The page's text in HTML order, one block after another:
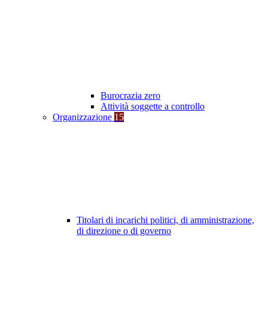
Burocrazia zero
Attività soggette a controllo
Organizzazione 15
Titolari di incarichi politici, di amministrazione,
di direzione o di governo